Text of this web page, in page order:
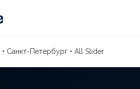
• Санкт-Петербург • All Slider